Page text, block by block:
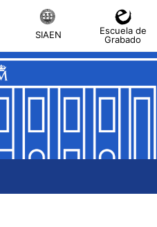
SIAEN
Escuela de
Grabado